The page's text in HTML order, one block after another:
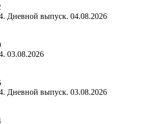
Дневной выпуск. 04.08.2026
03.08.2026
Дневной выпуск. 03.08.2026